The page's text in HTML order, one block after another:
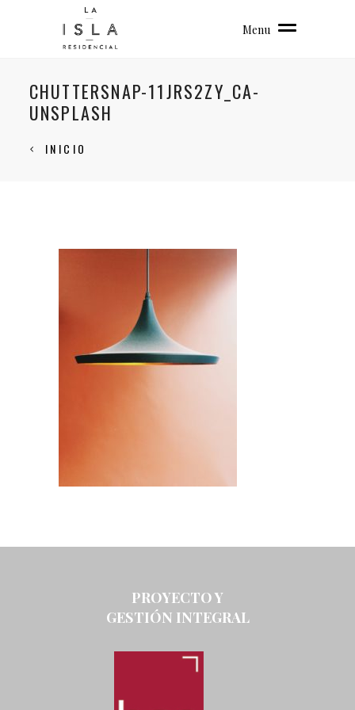
Menu
CHUTTERSNAP-11JRS2ZY_CA-
UNSPLASH
INICIO
PROYECTO Y
GESTIÓN INTEGRAL